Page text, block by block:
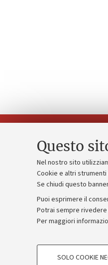
Questo
Nel nostro sito
Cookie e altri
Se chiudi questo
Puoi esprimere il
Potrai sempre
Per maggiori
COOKIE DI
SOLO COOKIE
Contatti e PEC
Uffici
Lavora con noi
Alumni community